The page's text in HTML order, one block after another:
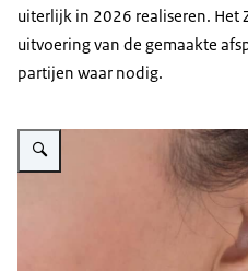
uiterlijk in 2026 realiseren.
uitvoering van de gemaakte
partijen waar nodig.
Vergroot afbeelding De foto toont